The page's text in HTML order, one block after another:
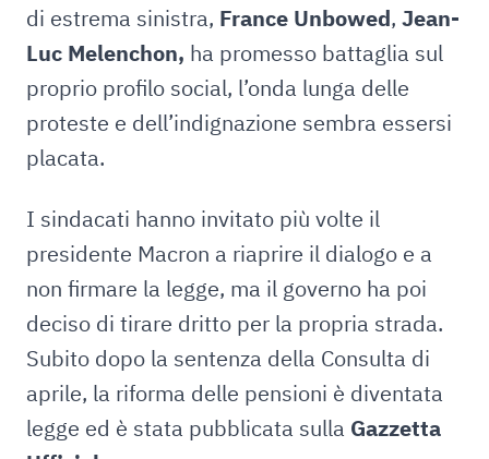
di estrema sinistra, France Unbowed, Jean-
Luc Melenchon, ha promesso battaglia sul
proprio profilo social, l’onda lunga delle
proteste e dell’indignazione sembra essersi
placata.
I sindacati hanno invitato più volte il
presidente Macron a riaprire il dialogo e a
non firmare la legge, ma il governo ha poi
deciso di tirare dritto per la propria strada.
Subito dopo la sentenza della Consulta di
aprile, la riforma delle pensioni è diventata
legge ed è stata pubblicata sulla Gazzetta